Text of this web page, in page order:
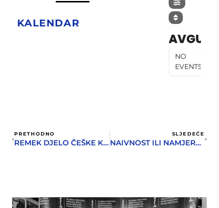
KALENDAR
AVGUST
NO
EVENTS
PRETHODNO
REMEK DJELO ČEŠKE KINEMATOGRAFIJE
SLJEDEĆE
NAIVNOST ILI NAMJERA!? – SVEJEDNO JER SVIMA NANOSI ŠTETU